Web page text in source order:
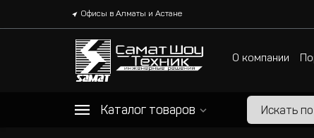
Офисы в Алматы и Астане
О компании
Каталог товаров